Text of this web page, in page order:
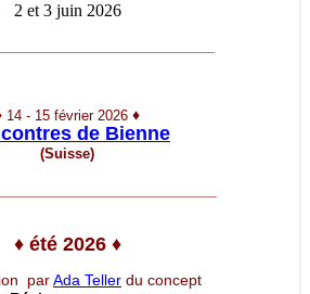
2 et 3 juin 2026
14 - 15 février 2026 ♦
de Bienne
(Suisse)
♦été 2026 ♦
parAda Teller du concept